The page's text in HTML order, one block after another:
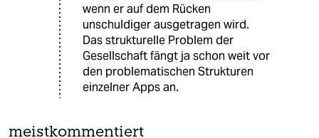
wenn er auf dem Rücken
unschuldiger ausgetragen wird.
Das strukturelle Problem der
Gesellschaft fängt ja schon weit vor
den problematischen Strukturen
einzelner Apps an.
meistkommentiert